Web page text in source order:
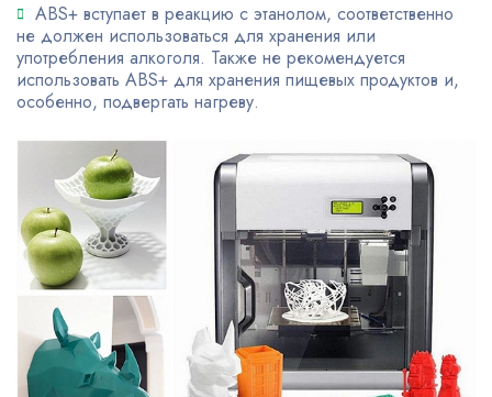
ABS+ вступает в реакцию с этанолом, соответственно
не должен использоваться для хранения или
употребления алкоголя. Также не рекомендуется
использовать ABS+ для хранения пищевых продуктов и,
особенно, подвергать нагреву.